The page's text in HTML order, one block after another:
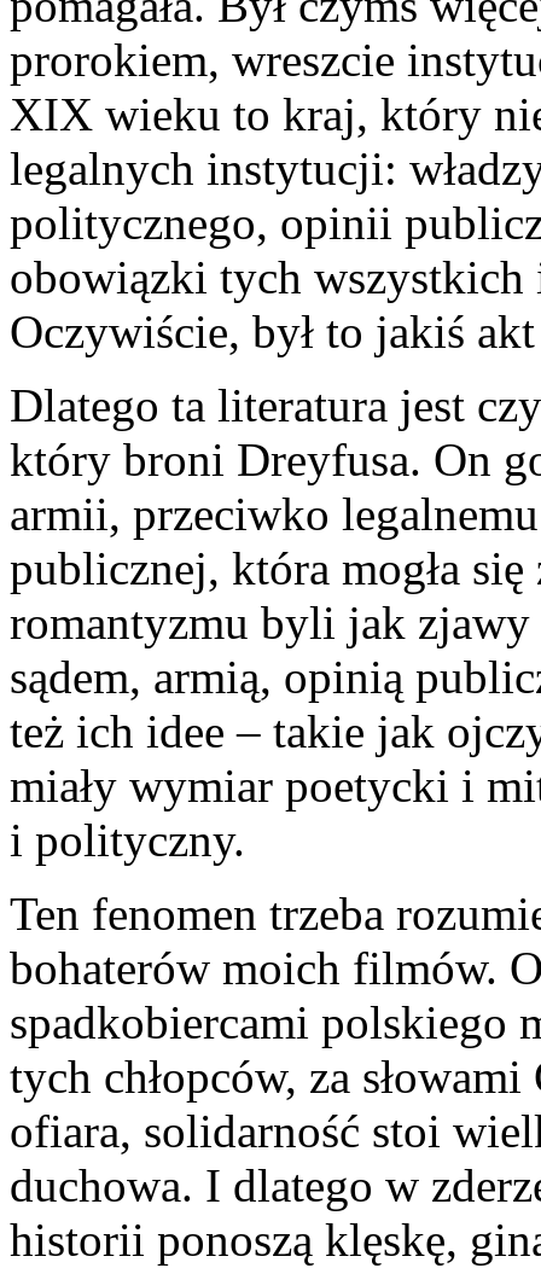
prorokiem, wreszcie
XIX wieku to kraj, który
legalnych in­stytucji:
politycznego, opinii
obowiązki tych wszystkich
Oczywiście, był to jakiś
Dlatego ta literatura jest
który broni Dreyfusa. On
armii, przeciwko
publicznej, która mogła
romantyzmu byli jak
sądem, armią, opinią
też ich idee – takie jak
miały wymiar poetycki i
i polityczny.
Ten fenomen trzeba
bohaterów moich fil­mów.
spadkobiercami polskiego
tych chłopców, za
ofiara, solidarność stoi
duchowa. I dlatego w
historii ponoszą klęskę,